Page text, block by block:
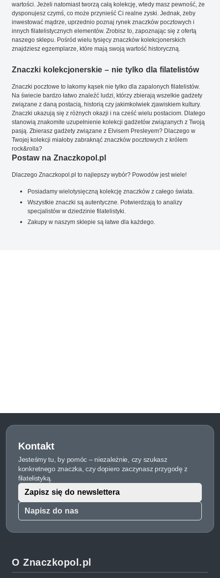
wartości. Jeżeli natomiast tworzą całą kolekcję, wtedy masz pewność, że
dysponujesz czymś, co może przynieść Ci realne zyski. Jednak, żeby
inwestować mądrze, uprzednio poznaj rynek znaczków pocztowych i
innych filatelistycznych elementów. Zrobisz to, zapoznając się z ofertą
naszego sklepu. Pośród wielu tysięcy znaczków kolekcjonerskich
znajdziesz egzemplarze, które mają swoją wartość historyczną.
Znaczki kolekcjonerskie – nie tylko dla filatelistów
Znaczki pocztowe to łakomy kąsek nie tylko dla zapalonych filatelistów.
Na świecie bardzo łatwo znaleźć ludzi, którzy zbierają wszelkie gadżety
związane z daną postacią, historią czy jakimkolwiek zjawiskiem kultury.
Znaczki ukazują się z różnych okazji i na cześć wielu postaciom. Dlatego
stanowią znakomite uzupełnienie kolekcji gadżetów związanych z Twoją
pasją. Zbierasz gadżety związane z Elvisem Presleyem? Dlaczego w
Twojej kolekcji miałoby zabraknąć znaczków pocztowych z królem
rock&rolla?
Postaw na Znaczkopol.pl
Dlaczego Znaczkopol.pl to najlepszy wybór? Powodów jest wiele!
Posiadamy wielotysięczną kolekcję znaczków z całego świata.
Wszystkie znaczki są autentyczne. Potwierdzają to analizy
specjalistów w dziedzinie filatelistyki.
Zakupy w naszym sklepie są łatwe dla każdego.
Kontakt
Jesteśmy tu, by pomóc – niezależnie, czy szukasz
konkretnego znaczka, czy dopiero zaczynasz przygodę z
filatelistyką.
Napisz do nas
Zapisz się do newslettera
O Znaczkopol.pl